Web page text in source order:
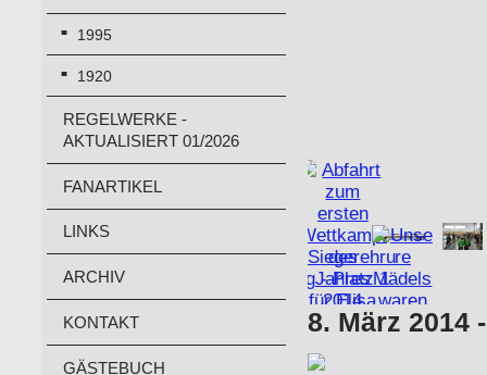
1995
1920
REGELWERKE -
AKTUALISIERT 01/2026
FANARTIKEL
LINKS
ARCHIV
KONTAKT
GÄSTEBUCH
8. März 2014